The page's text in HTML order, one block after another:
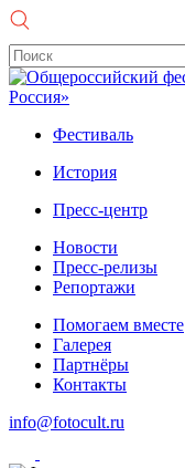
Фестиваль
История
Пресс-центр
Новости
Пресс-релизы
Репортажи
Помогаем вместе
Галерея
Партнёры
Контакты
info@fotocult.ru